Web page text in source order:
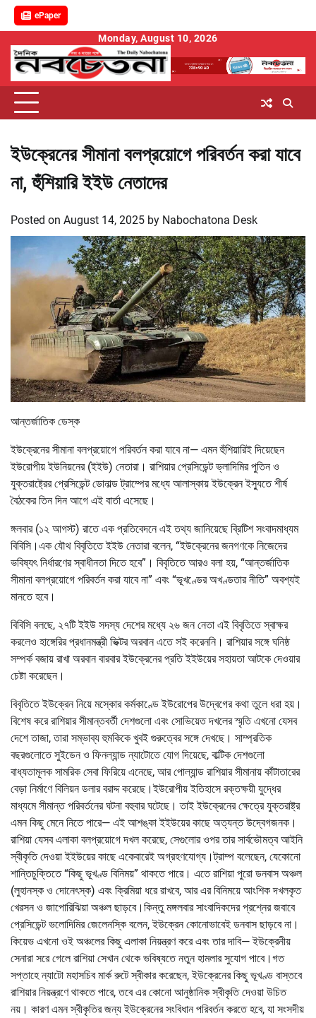
ePaper
content
Monday, August 10, 2026
ইউক্রেনের সীমানা বলপ্রয়োগে পরিবর্তন করা যাবে
না, হুঁশিয়ারি ইইউ নেতাদের
Posted on August 14, 2025 by Nabochatona Desk
আন্তর্জাতিক ডেস্ক
ইউক্রেনের সীমানা বলপ্রয়োগে পরিবর্তন করা যাবে না— এমন হুঁশিয়ারিই দিয়েছেন
ইউরোপীয় ইউনিয়নের (ইইউ) নেতারা। রাশিয়ার প্রেসিডেন্ট ভ্লাদিমির পুতিন ও
যুক্তরাষ্ট্রের প্রেসিডেন্ট ডোনাল্ড ট্রাম্পের মধ্যে আলাস্কায় ইউক্রেন ইস্যুতে শীর্ষ
বৈঠকের তিন দিন আগে এই বার্তা এসেছে।
ঙ্গলবার (১২ আগস্ট) রাতে এক প্রতিবেদনে এই তথ্য জানিয়েছে ব্রিটিশ সংবাদমাধ্যম
বিবিসি।এক যৌথ বিবৃতিতে ইইউ নেতারা বলেন, “ইউক্রেনের জনগণকে নিজেদের
ভবিষ্যৎ নির্ধারণের স্বাধীনতা দিতে হবে”। বিবৃতিতে আরও বলা হয়, “আন্তর্জাতিক
সীমানা বলপ্রয়োগে পরিবর্তন করা যাবে না” এবং “ভূখণ্ডের অখণ্ডতার নীতি” অবশ্যই
মানতে হবে।
বিবিসি বলছে, ২৭টি ইইউ সদস্য দেশের মধ্যে ২৬ জন নেতা এই বিবৃতিতে স্বাক্ষর
করলেও হাঙ্গেরির প্রধানমন্ত্রী ভিক্টর অরবান এতে সই করেননি। রাশিয়ার সঙ্গে ঘনিষ্ঠ
সম্পর্ক বজায় রাখা অরবান বারবার ইউক্রেনের প্রতি ইইউয়ের সহায়তা আটকে দেওয়ার
চেষ্টা করেছেন।
বিবৃতিতে ইউক্রেন নিয়ে মস্কোর কর্মকাণ্ডে ইউরোপের উদ্বেগের কথা তুলে ধরা হয়।
বিশেষ করে রাশিয়ার সীমান্তবর্তী দেশগুলো এবং সোভিয়েত দখলের স্মৃতি এখনো যেসব
দেশে তাজা, তারা সম্ভাব্য হুমকিকে খুবই গুরুত্বের সঙ্গে দেখছে। সাম্প্রতিক
বছরগুলোতে সুইডেন ও ফিনল্যান্ড ন্যাটোতে যোগ দিয়েছে, বাল্টিক দেশগুলো
বাধ্যতামূলক সামরিক সেবা ফিরিয়ে এনেছে, আর পোল্যান্ড রাশিয়ার সীমানায় কাঁটাতারের
বেড়া নির্মাণে বিলিয়ন ডলার বরাদ্দ করেছে।ইউরোপীয় ইতিহাসে রক্তক্ষয়ী যুদ্ধের
মাধ্যমে সীমান্ত পরিবর্তনের ঘটনা বহুবার ঘটেছে। তাই ইউক্রেনের ক্ষেত্রে যুক্তরাষ্ট্র
এমন কিছু মেনে নিতে পারে— এই আশঙ্কা ইইউয়ের কাছে অত্যন্ত উদ্বেগজনক।
রাশিয়া যেসব এলাকা বলপ্রয়োগে দখল করেছে, সেগুলোর ওপর তার সার্বভৌমত্ব আইনি
স্বীকৃতি দেওয়া ইইউয়ের কাছে একেবারেই অগ্রহণযোগ্য।ট্রাম্প বলেছেন, যেকোনো
শান্তিচুক্তিতে “কিছু ভূখণ্ড বিনিময়” থাকতে পারে। এতে রাশিয়া পুরো ডনবাস অঞ্চল
(লুহানস্ক ও দোনেৎস্ক) এবং ক্রিমিয়া ধরে রাখবে, আর এর বিনিময়ে আংশিক দখলকৃত
খেরসন ও জাপোরিঝিয়া অঞ্চল ছাড়বে।কিন্তু মঙ্গলবার সাংবাদিকদের প্রশ্নের জবাবে
প্রেসিডেন্ট ভলোদিমির জেলেনস্কি বলেন, ইউক্রেন কোনোভাবেই ডনবাস ছাড়বে না।
কিয়েভ এখনো ওই অঞ্চলের কিছু এলাকা নিয়ন্ত্রণ করে এবং তার দাবি— ইউক্রেনীয়
সেনারা সরে গেলে রাশিয়া সেখান থেকে ভবিষ্যতে নতুন হামলার সুযোগ পাবে।গত
সপ্তাহে ন্যাটো মহাসচিব মার্ক রুটে স্বীকার করেছেন, ইউক্রেনের কিছু ভূখণ্ড বাস্তবে
রাশিয়ার নিয়ন্ত্রণে থাকতে পারে, তবে এর কোনো আনুষ্ঠানিক স্বীকৃতি দেওয়া উচিত
নয়। কারণ এমন স্বীকৃতির জন্য ইউক্রেনের সংবিধান পরিবর্তন করতে হবে, যা সংসদীয়